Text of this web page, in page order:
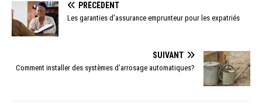
PRÉCÉDENT
Les garanties d’assurance emprunteur pour les expatriés
SUIVANT
Comment installer des systèmes d’arrosage automatiques?